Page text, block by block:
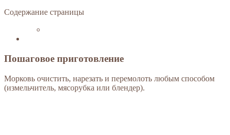
Содержание страницы
Пошаговое приготовление
Морковь очистить, нарезать и перемолоть любым способом
(измельчитель, мясорубка или блендер).